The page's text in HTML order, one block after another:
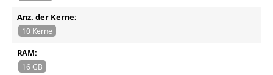
Anz. der Kerne:
10 Kerne
RAM:
16 GB